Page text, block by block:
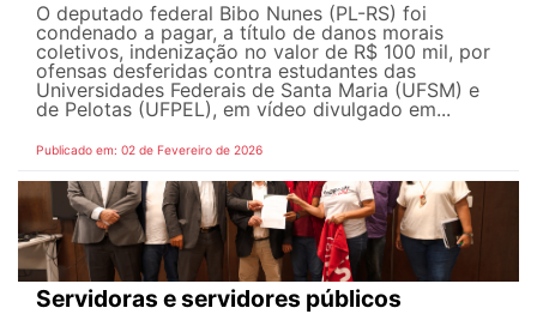
O deputado federal Bibo Nunes (PL-RS) foi
condenado a pagar, a título de danos morais
coletivos, indenização no valor de R$ 100 mil, por
ofensas desferidas contra estudantes das
Universidades Federais de Santa Maria (UFSM) e
de Pelotas (UFPEL), em vídeo divulgado em...
Publicado em: 02 de Fevereiro de 2026
Servidoras e servidores públicos